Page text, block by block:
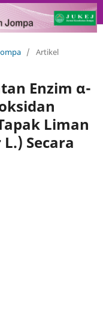
/ Artikel
Enzim α-
Liman
Secara